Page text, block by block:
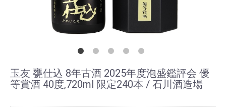
玉友 甕仕込 8年古酒 2025年度泡盛鑑評会 優
等賞酒 40度,720ml 限定240本 / 石川酒造場